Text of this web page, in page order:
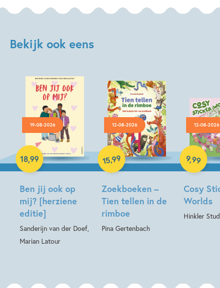
Bekijk ook eens
19-08-2026
Ben jij ook op
mij? [herziene
editie]
Sanderijn van der Doef,
Marian Latour
18,99
Hardcover
12-08-2026
Zoekboeken –
Tien tellen in de
rimboe
Pina Gertenbach
15,99
Hardcover
12-08-2026
Cosy
Worlds
Hinkler
9,99
Paperback